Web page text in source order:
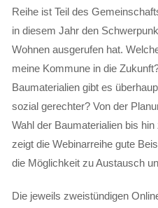
Reihe ist Teil des
in diesem Jahr den
Wohnen ausgerufen hat.
meine Kommune in die
Baumaterialien gibt es
sozial gerechter? Von der
Wahl der Baumaterialien bis
zeigt die Webinarreihe gute
die Möglichkeit zu Austausch
Die jeweils zweistündigen